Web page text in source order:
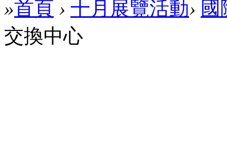
»首頁 › 十月展覽活動› 國
交換中心